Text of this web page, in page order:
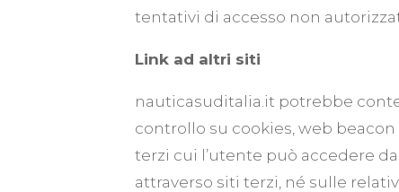
tentativi di accesso non
Link ad altri siti
nauticasuditalia.it potrebbe
controllo su cookies, web
terzi cui l’utente può accedere
attraverso siti terzi, né sulle